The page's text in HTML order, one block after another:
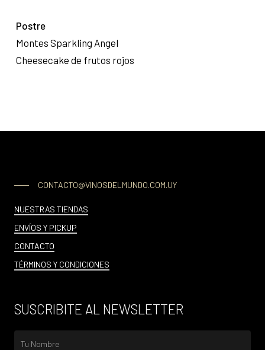
Postre
Montes Sparkling Angel
Cheesecake de frutos rojos
CONTACTO@VINOSDELMUNDO.COM.UY
NUESTRAS TIENDAS
ENVÍOS Y PICKUP
CONTACTO
TÉRMINOS Y CONDICIONES
SUSCRIBITE AL NEWSLETTER